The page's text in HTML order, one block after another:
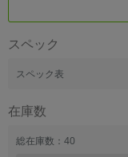
スペック
スペック表
在庫数
総在庫数：40